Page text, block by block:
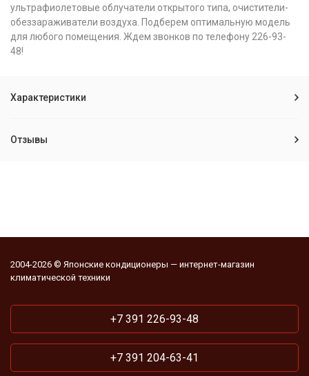
ультрафиолетовые облучатели открытого типа, очистители-
обеззараживатели воздуха. Подберем оптимальную модель
для любого помещения. Ждем звонков по телефону 226-93-
48!
Характеристики
Отзывы
2004-2026 © Японские кондиционеры — интернет-магазин
климатической техники
+7 391 226-93-48
+7 391 204-63-41